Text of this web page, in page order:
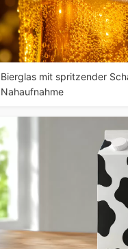
Bierglas mit spritzender
Nahaufnahme